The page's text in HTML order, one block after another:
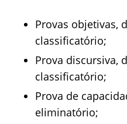
Provas objetivas,
classificatório;
Prova discursiva,
classificatório;
Prova de
eliminatório;